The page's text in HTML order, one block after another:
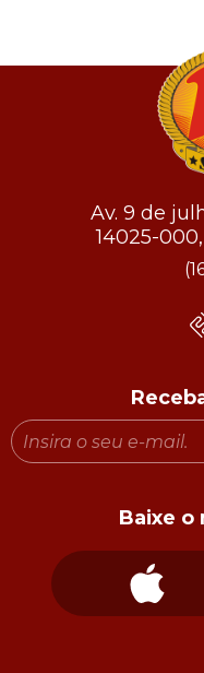
Av. 9 de
14025-
Baixe o